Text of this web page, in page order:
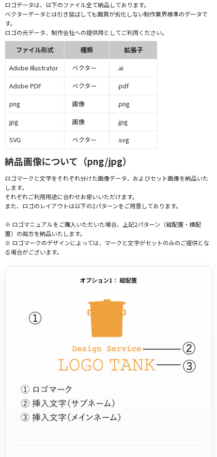
ロゴデータは、以下のファイル全て納品しております。
ベクターデータとは引き延ばしても画質が劣化しない制作業界標準のデータで
す。
ロゴの元データ、制作会社への提供用としてご利用ください。
ファイル形式 種類
拡張子
Adobe Illustrator
ベクター
.ai
Adobe PDF
ベクター
.pdf
png
画像
.png
jpg
画像
.jpg
SVG
ベクター .svg
納品画像について（png/jpg）
ロゴマークと文字をそれぞれ分けた画像データ、およびセット画像を納品いた
します。
それぞれご利用用途に合わせお使いいただけます。
また、ロゴのレイアウトは以下の2パターンをご用意しております。
※ ロゴマニュアルをご購入いただいた場合、上記2パターン（縦配置・横配
置）の両方を納品いたします。
※ ロゴマークのデザインによっては、マークと文字がセットのみのご提供とな
る場合がございます。
オプション1： 縦配置